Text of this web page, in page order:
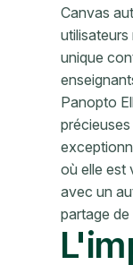
Canvas
unique
Panopto
où elle est
avec un
partage